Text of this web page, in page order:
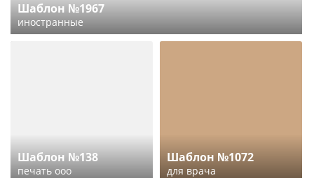
Шаблон №1967
иностранные
Шаблон №138
печать ооо
Шаблон №1072
для врача